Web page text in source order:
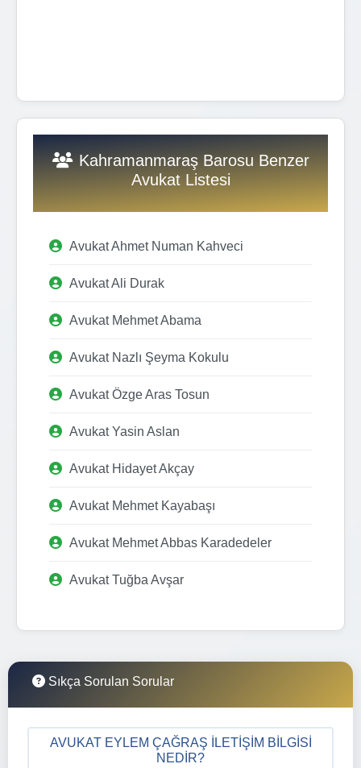
Kahramanmaraş Barosu Benzer
Avukat Listesi
Avukat Ahmet Numan Kahveci
Avukat Ali Durak
Avukat Mehmet Abama
Avukat Nazlı Şeyma Kokulu
Avukat Özge Aras Tosun
Avukat Yasin Aslan
Avukat Hidayet Akçay
Avukat Mehmet Kayabaşı
Avukat Mehmet Abbas Karadedeler
Avukat Tuğba Avşar
Sıkça Sorulan Sorular
AVUKAT EYLEM ÇAĞRAŞ İLETIŞIM BILGISI
NEDIR?